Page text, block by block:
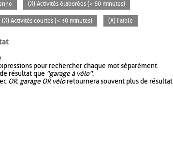
(X) Activités élaborées (> 60 minutes)
(X) Activités courtes (< 30 minutes) (X) Faible
pour rechercher chaque mot séparément.
résultat que "garage à vélo".
OR. garage OR véloretournera souvent plus de résultat